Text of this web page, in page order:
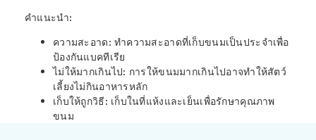
คำแนะนำ:
ความสะอาด: ทำความสะอาดที่เก็บขนมเป็นประจำเพื่อ
ป้องกันแบคทีเรีย
ไม่ให้มากเกินไป: การให้ขนมมากเกินไปอาจทำให้สัตว์
เลี้ยงไม่กินอาหารหลัก
เก็บให้ถูกวิธี: เก็บในที่แห้งและเย็นเพื่อรักษาคุณภาพ
ขนม